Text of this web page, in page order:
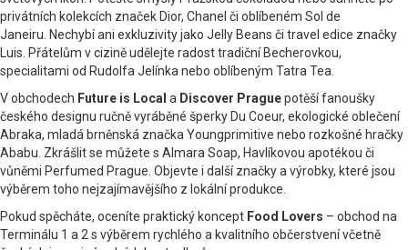
privátních kolekcích značek Dior, Chanel či oblíbeném Sol de
Janeiru Nechybí ani exkluzivity jako Jelly Beans či travel edice značky
Luis. Přátelům v cizině udělejte radost tradiční Becherovkou,
specialitami od Rudolfa Jelínka nebo oblíbeným Tatra Tea.
V obchodech Future is Local a Discover Praguepotěší fanoušky
českého designu ručně vyráběné šperky Du Coeur, ekologické oblečení
Abraka, mladá brněnská značka Youngprimitive nebo rozkošné hračky
Ababu. Zkrášlit se můžete s Almara Soap, Havlíkovou apotékou či
vůněmi Perfumed Prague. Objevte i další značky a výrobky, které jsou
výběrem toho nejzajímavějšího z lokální produkce.
Pokud spěcháte, oceníte praktický koncept Food Lovers – obchod na
Terminálu 1 a 2 s výběrem rychlého a kvalitního občerstvení včetně